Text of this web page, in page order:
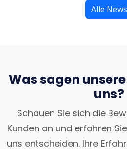
Alle News
Was sagen
uns?
Schauen Sie sich die
Kunden an und erfahren
uns entscheiden. Ihre